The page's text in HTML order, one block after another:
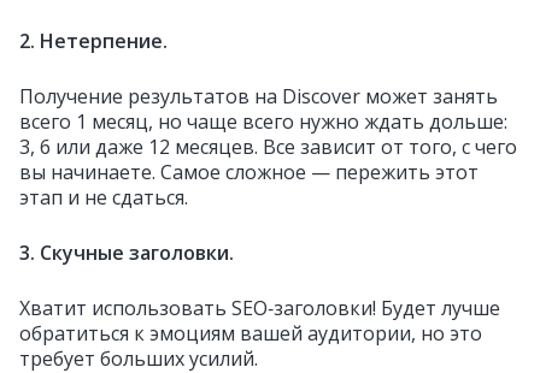
2. Нетерпение.
Получение результатов на Discover может занять
всего 1 месяц, но чаще всего нужно ждать дольше:
3, 6 или даже 12 месяцев. Все зависит от того, с чего
вы начинаете. Самое сложное — пережить этот
этап и не сдаться.
3. Скучные заголовки.
Хватит использовать SEO‑заголовки! Будет лучше
обратиться к эмоциям вашей аудитории, но это
требует больших усилий.